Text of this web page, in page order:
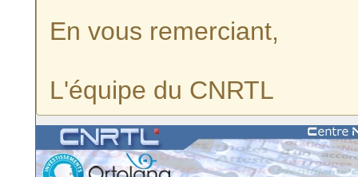
En vous remerciant,
L'équipe du CNRTL